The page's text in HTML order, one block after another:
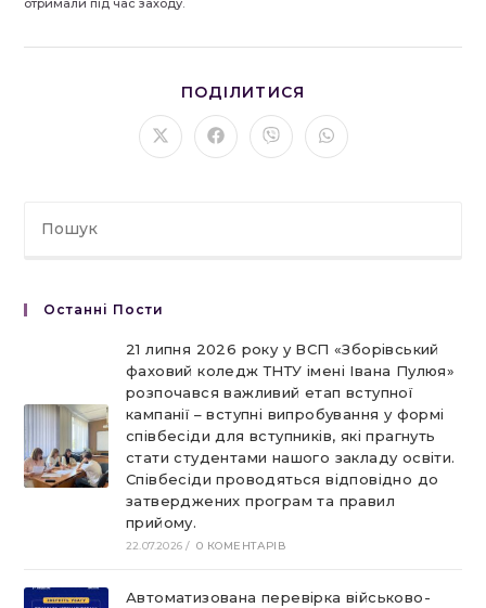
отримали під час заходу.
ПОДІЛИТИСЯ
ЦИМ
ВМІСТОМ
Відкрити
в
Відкрити
в
Відкрити
в
Відкрити
в
Останні Пости
21 липня 2026 року у ВСП «Зборівський
фаховий коледж ТНТУ імені Івана Пулюя»
розпочався важливий етап вступної
кампанії – вступні випробування у формі
співбесіди для вступників, які прагнуть
стати студентами нашого закладу освіти.
Співбесіди проводяться відповідно до
затверджених програм та правил
прийому.
22.07.2026 / 0 КОМЕНТАРІВ
Автоматизована перевірка військово-